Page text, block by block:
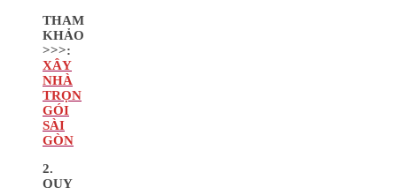
THAM
KHẢO
>>>:
XÂY
NHÀ
TRỌN
GÓI
SÀI
GÒN
2.
QUY